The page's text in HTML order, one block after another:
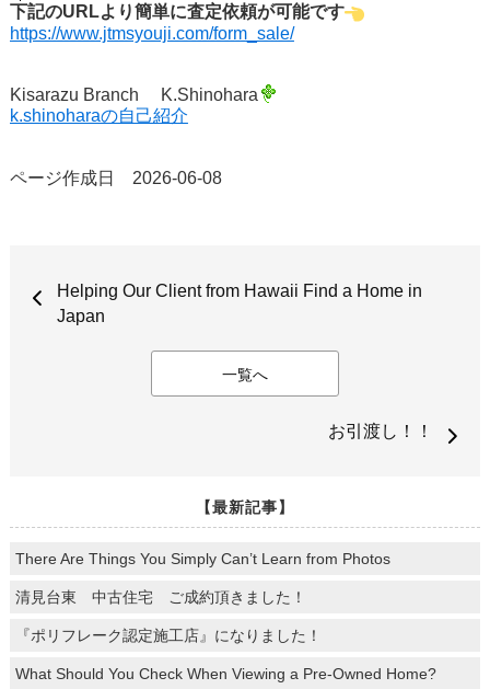
下記のURLより簡単に査定依頼が可能です
https://www.jtmsyouji.com/form_sale/
Kisarazu Branch K.Shinohara
k.shinoharaの自己紹介
ページ作成日 2026-06-08
Helping Our Client from Hawaii Find a Home in
Japan
一覧へ
お引渡し！！
【最新記事】
There Are Things You Simply Can’t Learn from Photos
清見台東 中古住宅 ご成約頂きました！
『ポリフレーク認定施工店』になりました！
What Should You Check When Viewing a Pre-Owned Home?